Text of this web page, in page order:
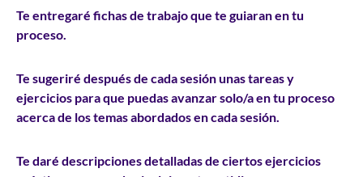
Te entregaré fichas de trabajoque te guiaran en tu
proceso.
Te sugeriré después de cada sesión unastareas y
ejercicios para que puedas avanzar solo/a en tu proceso
acerca de los temas abordados en cada sesión.
Te daré descripciones detalladas de ciertos ejercicios